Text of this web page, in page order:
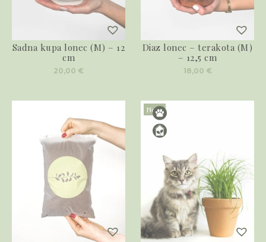
Sadna kupa lonec (M) – 12
cm
20,00 €
Diaz lonec – terakota (M)
– 12,5 cm
18,00 €
Novo